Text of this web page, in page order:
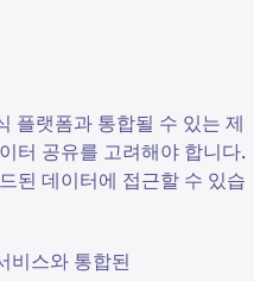
플랫폼과 통합될 수 있는 제
터 공유를 고려해야 합니다.
된 데이터에 접근할 수 있습
비스와 통합된